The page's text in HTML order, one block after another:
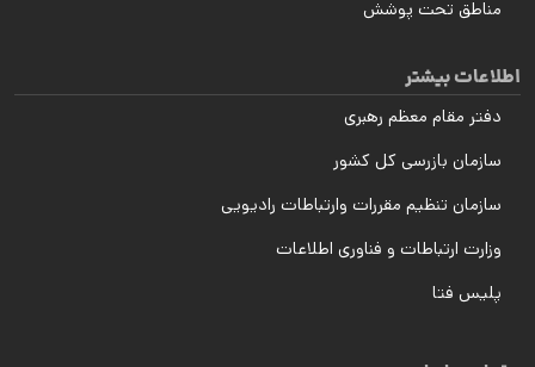
مناطق تحت پوشش
اطلاعات بیشتر
دفتر مقام معظم رهبری
سازمان بازرسی کل کشور
سازمان تنظیم مقررات وارتباطات رادیویی
وزارت ارتباطات و فناوری اطلاعات
پلیس فتا